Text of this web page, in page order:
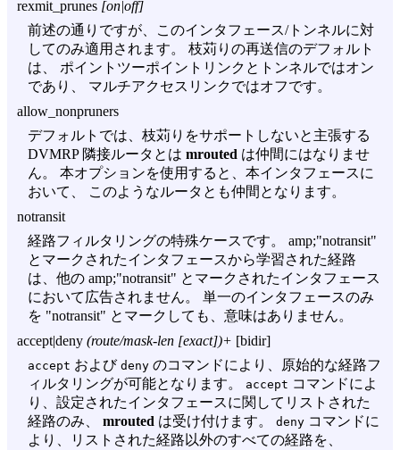
rexmit_prunes [on|off]
前述の通りですが、このインタフェース/トンネルに対
してのみ適用されます。 枝苅りの再送信のデフォルト
は、 ポイントツーポイントリンクとトンネルではオン
であり、 マルチアクセスリンクではオフです。
allow_nonpruners
デフォルトでは、枝苅りをサポートしないと主張する
DVMRP 隣接ルータとは mrouted は仲間にはなりませ
ん。 本オプションを使用すると、本インタフェースに
おいて、 このようなルータとも仲間となります。
notransit
経路フィルタリングの特殊ケースです。 amp;"notransit"
とマークされたインタフェースから学習された経路
は、他の amp;"notransit" とマークされたインタフェース
において広告されません。 単一のインタフェースのみ
を "notransit" とマークしても、意味はありません。
accept|deny (route/mask-len [exact])+ [bidir]
accept および deny のコマンドにより、原始的な経路フ
ィルタリングが可能となります。
accept コマンドによ
り、設定されたインタフェースに関してリストされた
経路のみ、 mrouted は受け付けます。 deny コマンドに
より、リストされた経路以外のすべての経路を、